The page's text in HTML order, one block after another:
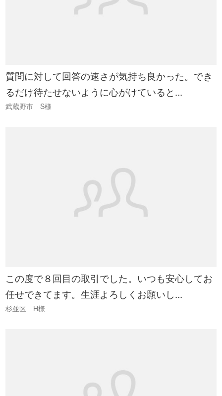
質問に対して回答の速さが気持ち良かった。でき
るだけ待たせないように心がけていると...
武蔵野市 S様
この度で８回目の取引でした。いつも安心してお
任せできてます。生涯よろしくお願いし...
杉並区 H様